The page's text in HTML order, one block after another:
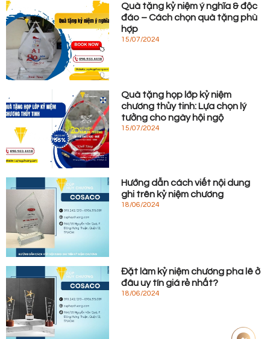
Quà tặng kỷ niệm ý nghĩa & độc
đáo – Cách chọn quà tặng phù
hợp
15/07/2024
Quà tặng họp lớp kỷ niệm
chương thủy tinh: Lựa chọn lý
tưởng cho ngày hội ngộ
15/07/2024
Hướng dẫn cách viết nội dung
ghi trên kỷ niệm chương
18/06/2024
Đặt làm kỷ niệm chương pha lê ở
đâu uy tín giá rẻ nhất?
18/06/2024